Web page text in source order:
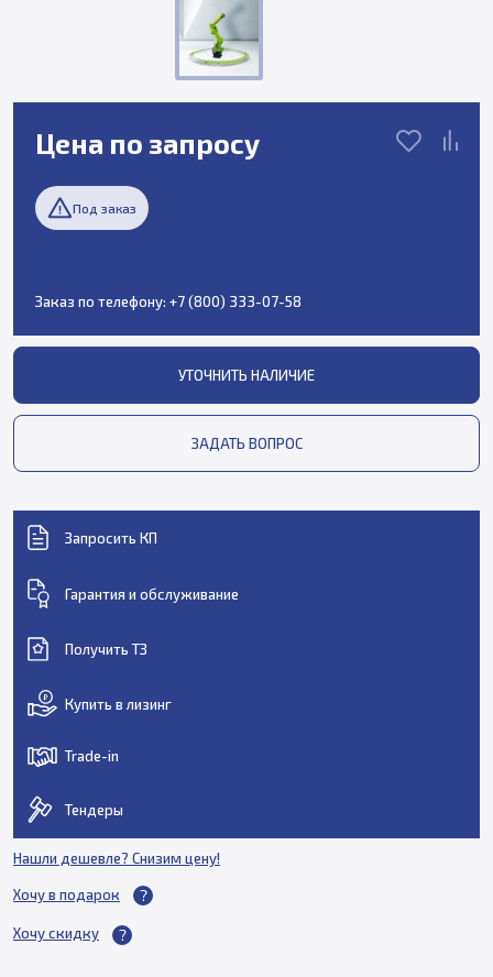
Цена по запросу
Под заказ
Заказ по телефону: +7 (800) 333-07-58
УТОЧНИТЬ НАЛИЧИЕ
ЗАДАТЬ ВОПРОС
Запросить КП
Гарантия и обслуживание
Получить ТЗ
Купить в лизинг
Trade-in
Тендеры
Нашли дешевле? Снизим цену!
Хочу в подарок
Хочу скидку